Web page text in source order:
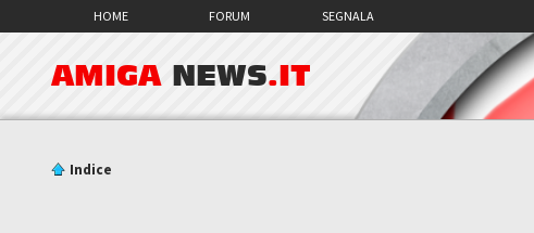
HOME FORUM SEGNALA
AMIGA NEWS.IT
Indice